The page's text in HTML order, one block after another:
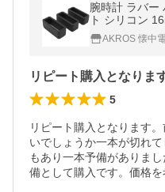
腕時計 ラバー
ト シリコン
m 26mm
AKROS 懐中
5
リピート購入となります
いでしょうか一本が切れ
もあり一本予備がありま
備として購入です。価格を